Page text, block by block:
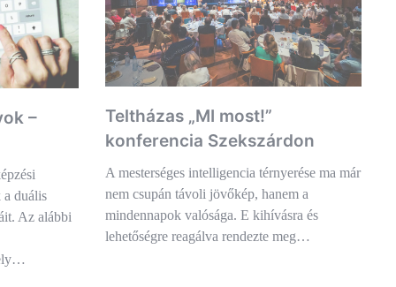
–
duális
Az alábbi
Teltházas „MI most!”
konferencia Szekszárdon
A mesterséges intelligencia térnyerése ma már
nem csupán távoli jövőkép, hanem a
mindennapok valósága. E kihívásra és
lehetőségre reagálva rendezte meg…